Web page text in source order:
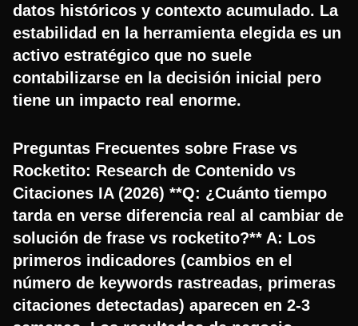
datos históricos y contexto acumulado. La
estabilidad en la herramienta elegida es un
activo estratégico que no suele
contabilizarse en la decisión inicial pero
tiene un impacto real enorme.
Preguntas Frecuentes sobre Frase vs
Rocketito: Research de Contenido vs
Citaciones IA (2026) **Q: ¿Cuánto tiempo
tarda en verse diferencia real al cambiar de
solución de frase vs rocketito?** A: Los
primeros indicadores (cambios en el
número de keywords rastreadas, primeras
citaciones detectadas) aparecen en 2-3